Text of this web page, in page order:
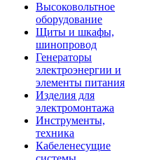
Высоковольтное
оборудование
Щиты и шкафы,
шинопровод
Генераторы
электроэнергии и
элементы питания
Изделия для
электромонтажа
Инструменты,
техника
Кабеленесущие